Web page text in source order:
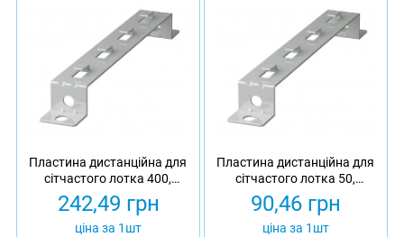
Пластина дистанційна для
сітчастого лотка 400,
товщина 3 мм,
оцинкована, Ardic
242,49 грн
ціна за 1шт
Пластина дистанційна для
сітчастого лотка 50,
товщина 3 мм,
оцинкована, Ardic
90,46 грн
ціна за 1шт